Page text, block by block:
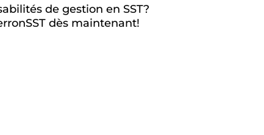
de gestion en SST?
dès maintenant!